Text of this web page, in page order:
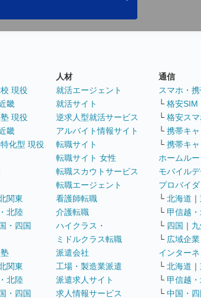
現役
畿
現役
畿
化型 現役
関東
北陸
・四国
関東
北陸
・四国
人材
就活エージェント
就活サイト
逆求人型就活サービス
アルバイト情報サイト
転職サイト
転職サイト 女性
転職スカウトサービス
転職エージェント
看護師転職
介護転職
ハイクラス・
ミドルクラス転職
派遣会社
工場・製造業派遣
派遣求人サイト
求人情報サービス
通信
スマホ・
└ 格安SIM
└ 格安スマ
└ 携帯キ
└ 携帯キ
ホームル
モバイル
プロバイダ
└ 北海道 ｜
└ 甲信越
└ 四国 ｜
└ 広域企業
インター
└ 北海道 ｜
└ 甲信越
└ 中国・四